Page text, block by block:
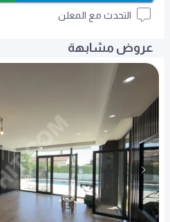
التحدث مع المعلن
عروض مشابهة